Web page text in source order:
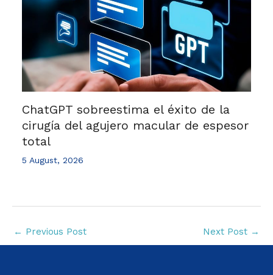
ChatGPT sobreestima el éxito de la
cirugía del agujero macular de espesor
total
5 August, 2026
← Previous Post Next Post →